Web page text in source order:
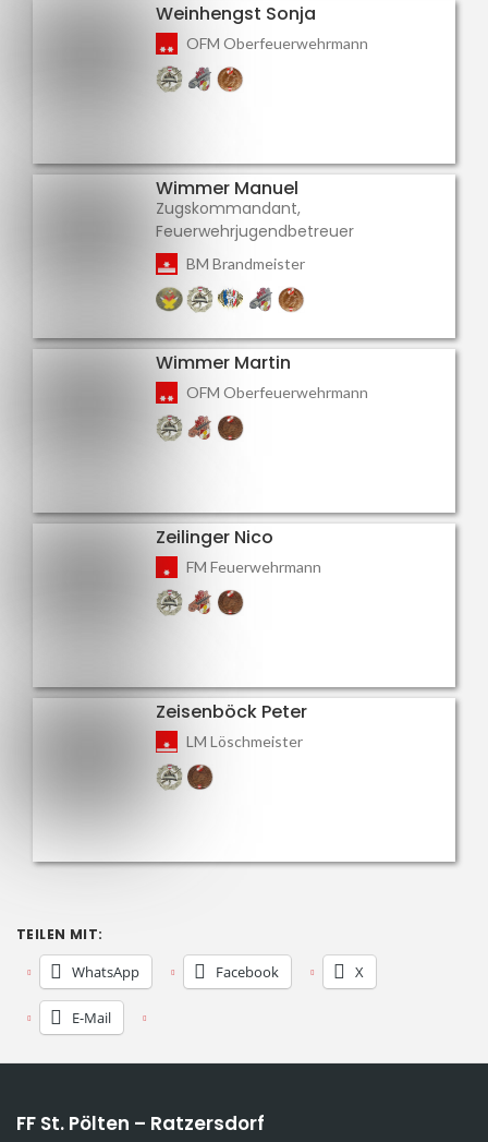
Weinhengst Sonja
OFM Oberfeuerwehrmann
Wimmer Manuel
Zugskommandant,
Feuerwehrjugendbetreuer
BM Brandmeister
Wimmer Martin
OFM Oberfeuerwehrmann
Zeilinger Nico
FM Feuerwehrmann
Zeisenböck Peter
LM Löschmeister
TEILEN MIT:
WhatsApp Facebook X
E-Mail
FF St. Pölten – Ratzersdorf